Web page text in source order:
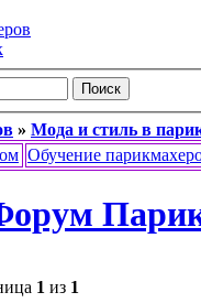
» Мода и стиль в
Обучение
1 из 1